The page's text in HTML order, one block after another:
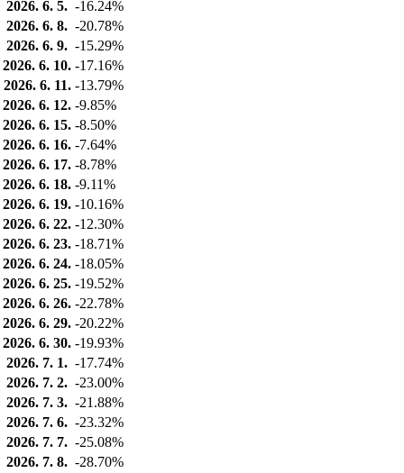
2026. 6. 5. -16.24%
2026. 6. 8. -20.78%
2026. 6. 9. -15.29%
2026. 6. 10. -17.16%
2026. 6. 11. -13.79%
2026. 6. 12. -9.85%
2026. 6. 15. -8.50%
2026. 6. 16. -7.64%
2026. 6. 17. -8.78%
2026. 6. 18. -9.11%
2026. 6. 19. -10.16%
2026. 6. 22. -12.30%
2026. 6. 23. -18.71%
2026. 6. 24. -18.05%
2026. 6. 25. -19.52%
2026. 6. 26. -22.78%
2026. 6. 29. -20.22%
2026. 6. 30. -19.93%
2026. 7. 1. -17.74%
2026. 7. 2. -23.00%
2026. 7. 3. -21.88%
2026. 7. 6. -23.32%
2026. 7. 7. -25.08%
2026. 7. 8. -28.70%